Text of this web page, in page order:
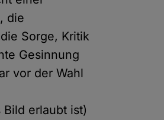
die
Sorge, Kritik
Gesinnung
vor der Wahl
erlaubt ist)